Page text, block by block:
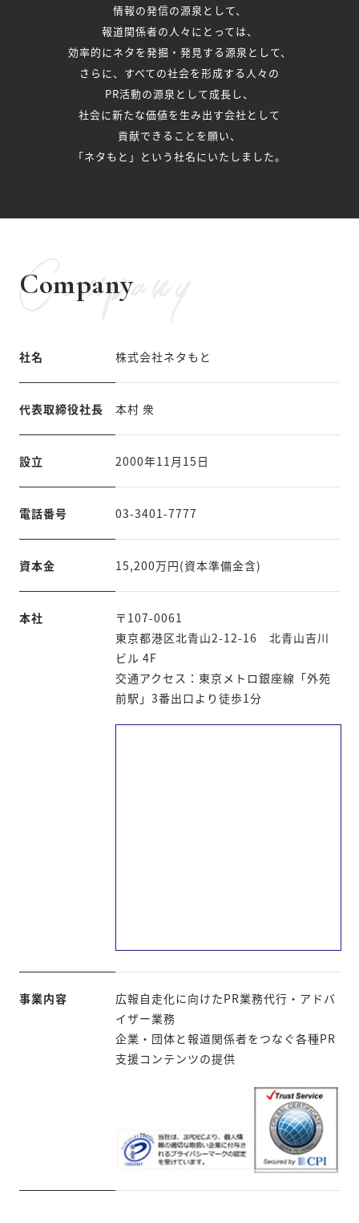
情報の発信の源泉として、
報道関係者の人々にとっては、
効率的にネタを発掘・発見する源泉として、
さらに、すべての社会を形成する人々の
PR活動の源泉として成長し、
社会に新たな価値を生み出す会社として
貢献できることを願い、
「ネタもと」という社名にいたしました。
Company
Company
社名 株式会社ネタもと
代表取締役社長 本村 衆
設立 2000年11月15日
電話番号 03-3401-7777
資本金 15,200万円(資本準備金含)
本社
〒107-0061
東京都港区北青山2-12-16 北青山吉川
ビル 4F
交通アクセス：東京メトロ銀座線「外苑
前駅」3番出口より徒歩1分
事業内容
広報自走化に向けたPR業務代行・アドバ
イザー業務
企業・団体と報道関係者をつなぐ各種PR
支援コンテンツの提供